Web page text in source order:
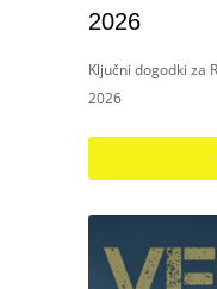
2026
Ključni dogodki za
2026